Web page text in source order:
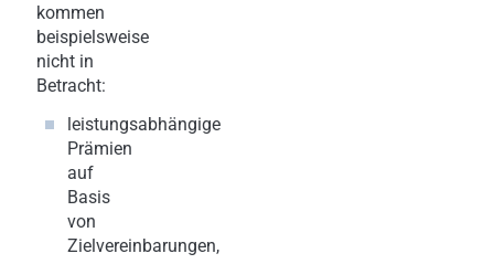
kommen
beispielsweise
nicht in
Betracht:
leistungsabhängige
Prämien
auf
Basis
von
Zielvereinbarungen,